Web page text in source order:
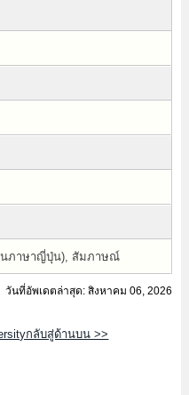
ป็นภาษาญี่ปุ่น), สัมภาษณ์
วันที่อัพเดตล่าสุด: สิงหาคม 06, 2026
กลับสู่ด้านบน >>